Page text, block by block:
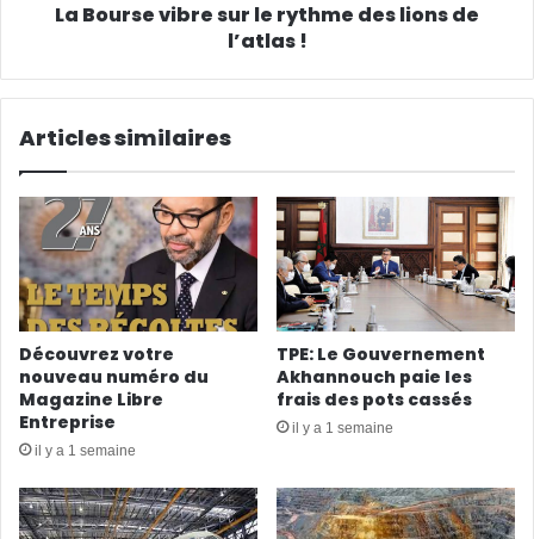
La Bourse vibre sur le rythme des lions de
l’atlas !
Articles similaires
Découvrez votre
nouveau numéro du
Magazine Libre
Entreprise
il y a 1 semaine
TPE: Le Gouvernement
Akhannouch paie les
frais des pots cassés
il y a 1 semaine